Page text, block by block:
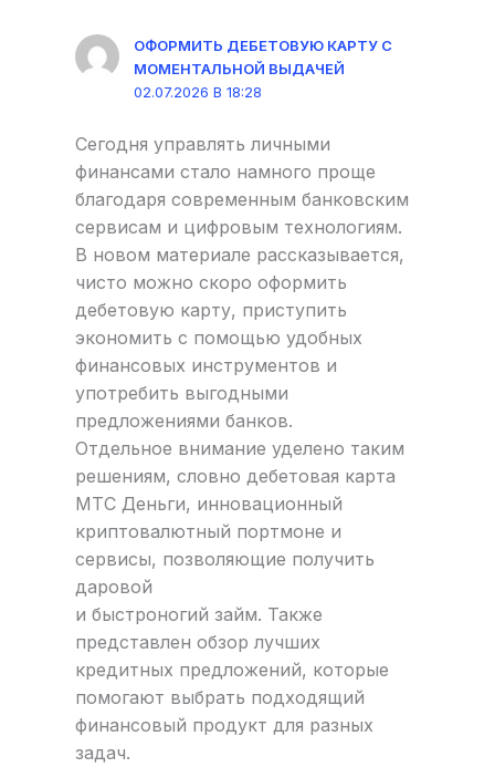
ОФОРМИТЬ ДЕБЕТОВУЮ КАРТУ С
МОМЕНТАЛЬНОЙ ВЫДАЧЕЙ
02.07.2026 В 18:28
Сегодня управлять личными
финансами стало намного проще
благодаря современным банковским
сервисам и цифровым технологиям.
В новом материале рассказывается,
чисто можно скоро оформить
дебетовую карту, приступить
экономить с помощью удобных
финансовых инструментов и
употребить выгодными
предложениями банков.
Отдельное внимание уделено таким
решениям, словно дебетовая карта
МТС Деньги, инновационный
криптовалютный портмоне и
сервисы, позволяющие получить
даровой
и быстроногий займ. Также
представлен обзор лучших
кредитных предложений, которые
помогают выбрать подходящий
финансовый продукт для разных
задач.